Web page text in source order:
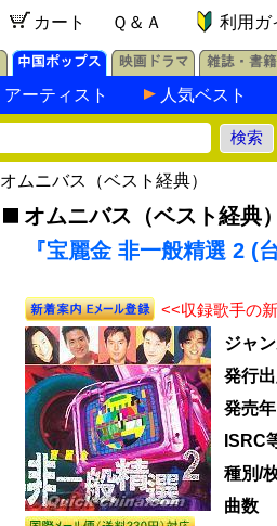
カート Ｑ＆Ａ 利用ガ
アーティスト 人気ベスト
オムニバス（ベスト経典）
オムニバス（ベスト経典
『宝麗金 非一般精選 2 (
<<収録歌手の
ジャ
発行
発売年
ISRC
種別/
曲数